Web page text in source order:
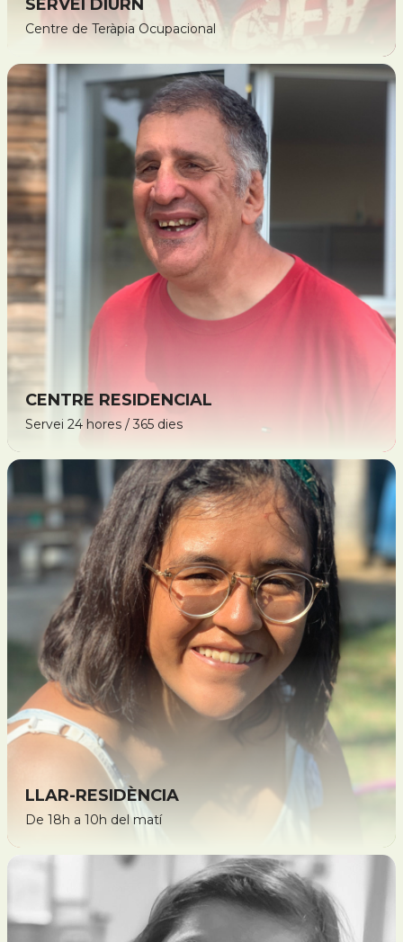
SERVEI DIÜRN
Centre de Teràpia Ocupacional
CENTRE RESIDENCIAL
Servei 24 hores / 365 dies
LLAR-RESIDÈNCIA
De 18h a 10h del matí